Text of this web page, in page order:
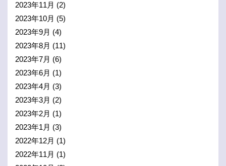
2023年11月 (2)
2023年10月 (5)
2023年9月 (4)
2023年8月 (11)
2023年7月 (6)
2023年6月 (1)
2023年4月 (3)
2023年3月 (2)
2023年2月 (1)
2023年1月 (3)
2022年12月 (1)
2022年11月 (1)